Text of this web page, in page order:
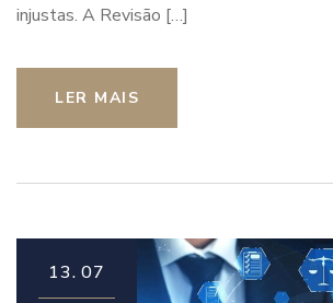
injustas. A Revisão […]
LER MAIS
13. 07